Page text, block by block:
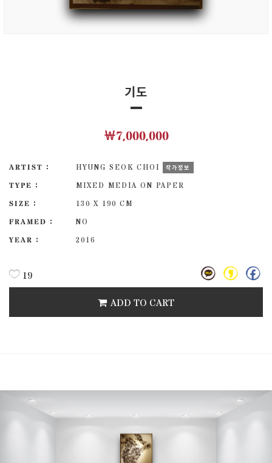
기도
￦7,000,000
ARTIST : HYUNG SEOK CHOI 작가정보
TYPE :
MIXED MEDIA ON PAPER
SIZE :
130 X 190 CM
FRAMED :
NO
YEAR :
2016
19
ADD TO CART